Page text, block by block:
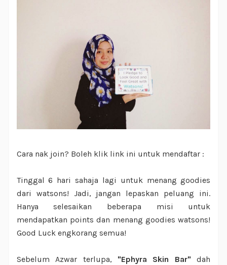
Cara nak join? Boleh klik link ini untuk mendaftar :
Tinggal 6 hari sahaja lagi untuk menang goodies
dari watsons! Jadi, jangan lepaskan peluang ini.
Hanya selesaikan beberapa misi untuk
mendapatkan points dan menang goodies watsons!
Good Luck engkorang semua!
Sebelum Azwar terlupa, "Ephyra Skin Bar" dah